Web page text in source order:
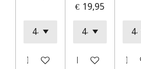
In winkelwagen
€ 19,95
Bekijk detailsIn